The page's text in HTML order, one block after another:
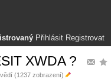
Přihlásit Registrovat
XWDA ?
(1237 zobrazení)